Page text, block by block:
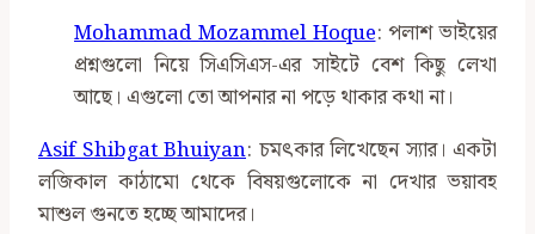
Mohammad Mozammel Hoque: পলাশ ভাইয়ের
প্রশ্নগুলো নিয়ে সিএসিএস-এর সাইটে বেশ কিছু লেখা
আছে। এগুলো তো আপনার না পড়ে থাকার কথা না।
Asif Shibgat Bhuiyan: চমৎকার লিখেছেন স্যার। একটা
লজিকাল কাঠামো থেকে বিষয়গুলোকে না দেখার ভয়াবহ
মাশুল গুনতে হচ্ছে আমাদের।